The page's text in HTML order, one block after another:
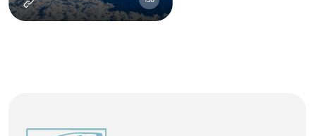
Сотрудничество Контакты